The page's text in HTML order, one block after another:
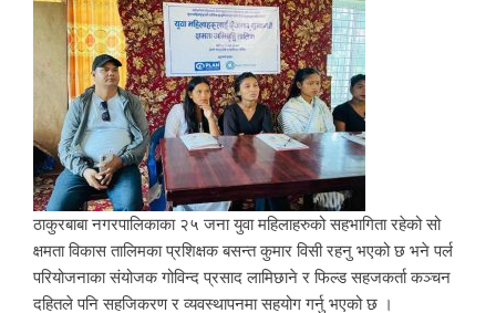
ठाकुरबाबा नगरपालिकाका २५ जना युवा महिलाहरुको सहभागिता रहेको सो
क्षमता विकास तालिमका प्रशिक्षक बसन्त कुमार विसी रहनु भएको छ भने पर्ल
परियोजनाका संयोजक गोविन्द प्रसाद लामिछाने र फिल्ड सहजकर्ता कञ्चन
दहितले पनि सहजिकरण र व्यवस्थापनमा सहयोग गर्नु भएको छ ।